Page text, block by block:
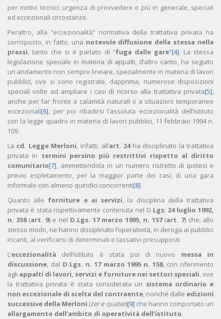
per motivi tecnici; urgenza di provvedere e più in generale, speciali
ed eccezionali circostanze.
Peraltro, alla “eccezionalità” normativa della trattativa privata ha
corrisposto, in fatto, una notevole diffusione della stessa nella
prassi, tanto che si è parlato di “fuga dalle gare”[4]. La stessa
legislazione speciale in materia di appalti, d’altro canto, ha seguito
un andamento non sempre lineare, specialmente in materia di lavori
pubblici, ove si sono registrate, dapprima, numerose disposizioni
speciali volte ad ampliare i casi di ricorso alla trattativa privata[5],
anche per far fronte a calamità naturali o a situazioni temporanee
eccezionali[6], per poi ribadirsi l’assoluta eccezionalità dell’istituto
con la legge quadro in materia di lavori pubblici, 11 febbraio 1994 n.
109.
La cd. Legge Merloni, infatti, all’art. 24ha disciplinato la trattativa
privata in termini persino più restrittivi rispetto al diritto
comunitario[7], ammettendola in un numero ristretto di ipotesi e
previo espletamento, per la maggior parte dei casi, di una gara
informale con almeno quindici concorrenti[8].
Quanto alle forniture e ai servizi, la disciplina della trattativa
privata è stata rispettivamente contenuta nel D.Lgs. 24 luglio 1992,
n. 358(art. 9) e nel D.Lgs. 17 marzo 1995, n. 157(art. 7) che, allo
stesso modo, ne hanno disciplinato l’operatività, in deroga ai pubblici
incanti, al verificarsi di determinati e tassativi presupposti.
L’eccezionalità dell’istituto è stata poi di nuovo messa in
discussione, dal D.Lgs. n. 17 marzo 1995 n. 158, con riferimento
agli appalti di lavori, servizi e forniture nei settori speciali, ove
la trattativa privata è stata considerata un sistema ordinario e
non eccezionale di scelta del contraente, nonché dalle edizioni
successive della Merloni (ter e quater)[9] che hanno comportato un
allargamento dell’ambito di operatività dell’istituto.